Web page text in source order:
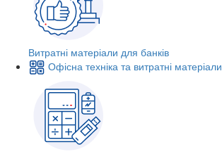
Витратні матеріали для банків
Офісна техніка та витратні матеріали